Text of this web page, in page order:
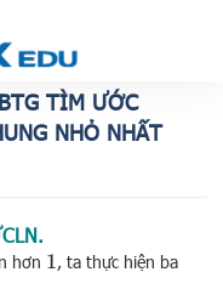
TÌM ƯỚC
NHỎ NHẤT
hơn 1, ta thực hiện ba